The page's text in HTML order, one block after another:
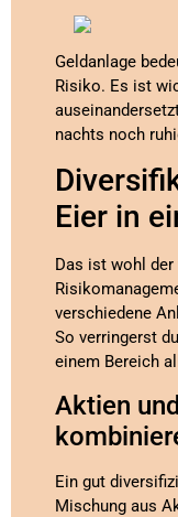
Geldanlage
Risiko. Es ist
nachts noch
Eier in
Das ist wohl
verschiedene
So verringerst
einem Bereich
Aktien
Ein gut
Mischung aus